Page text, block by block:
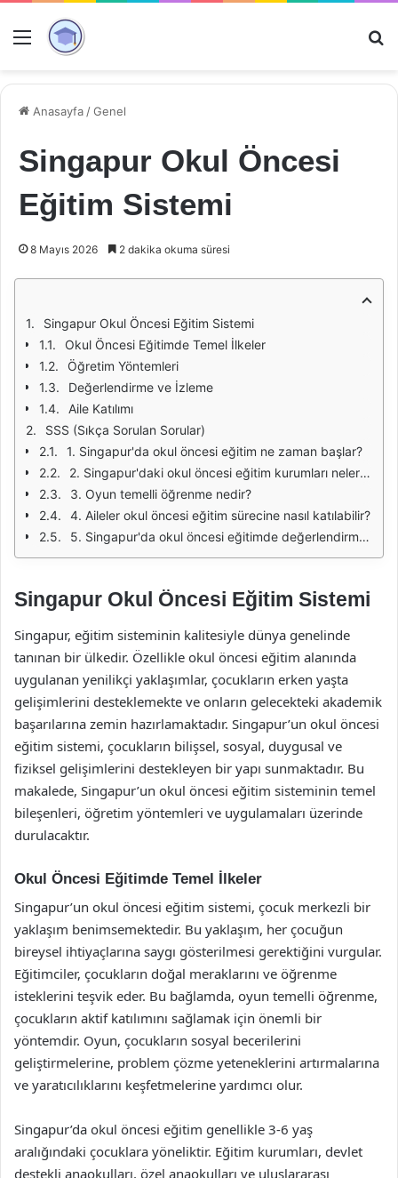
Menü
Anasayfa /Genel
Singapur Okul Öncesi
Eğitim Sistemi
8 Mayıs 2026 2 dakika okuma süresi
Singapur Okul Öncesi Eğitim Sistemi
Okul Öncesi Eğitimde Temel İlkeler
Öğretim Yöntemleri
Değerlendirme ve İzleme
Aile Katılımı
SSS (Sıkça Sorulan Sorular)
1. Singapur'da okul öncesi eğitim ne zaman başlar?
2. Singapur'daki okul öncesi eğitim kurumları nelerdir?
3. Oyun temelli öğrenme nedir?
4. Aileler okul öncesi eğitim sürecine nasıl katılabilir?
5. Singapur'da okul öncesi eğitimde değerlendirme nasıl yapılır?
Singapur Okul Öncesi Eğitim Sistemi
Singapur, eğitim sisteminin kalitesiyle dünya genelinde
tanınan bir ülkedir. Özellikle okul öncesi eğitim alanında
uygulanan yenilikçi yaklaşımlar, çocukların erken yaşta
gelişimlerini desteklemekte ve onların gelecekteki akademik
başarılarına zemin hazırlamaktadır. Singapur’un okul öncesi
eğitim sistemi, çocukların bilişsel, sosyal, duygusal ve
fiziksel gelişimlerini destekleyen bir yapı sunmaktadır. Bu
makalede, Singapur’un okul öncesi eğitim sisteminin temel
bileşenleri, öğretim yöntemleri ve uygulamaları üzerinde
durulacaktır.
Okul Öncesi Eğitimde Temel İlkeler
Singapur’un okul öncesi eğitim sistemi, çocuk merkezli bir
yaklaşım benimsemektedir. Bu yaklaşım, her çocuğun
bireysel ihtiyaçlarına saygı gösterilmesi gerektiğini vurgular.
Eğitimciler, çocukların doğal meraklarını ve öğrenme
isteklerini teşvik eder. Bu bağlamda, oyun temelli öğrenme,
çocukların aktif katılımını sağlamak için önemli bir
yöntemdir. Oyun, çocukların sosyal becerilerini
geliştirmelerine, problem çözme yeteneklerini artırmalarına
ve yaratıcılıklarını keşfetmelerine yardımcı olur.
Singapur’da okul öncesi eğitim genellikle 3-6 yaş
aralığındaki çocuklara yöneliktir. Eğitim kurumları, devlet
destekli anaokulları, özel anaokulları ve uluslararası